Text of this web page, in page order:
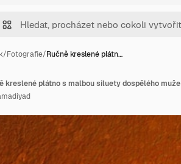
/Fotografie/Ručně kreslené plátn…
kreslené plátno s malbou siluety dospělého muže